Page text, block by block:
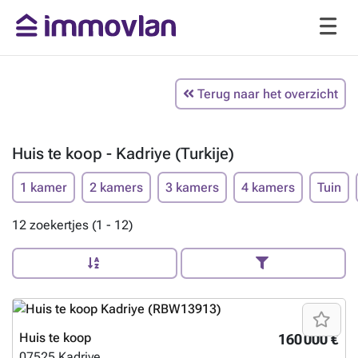
Terug naar het overzicht
Huis te koop - Kadriye (Turkije)
1 kamer 2 kamers 3 kamers 4 kamers Tuin
12 zoekertjes (1 - 12)
160 000 €
Huis te koop